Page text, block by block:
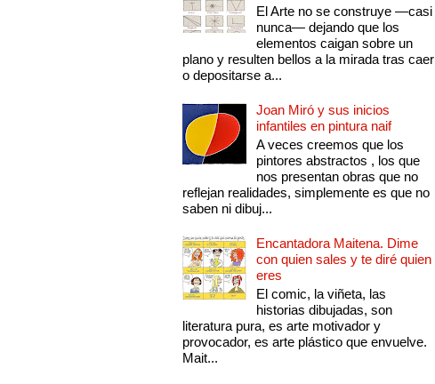
El Arte no se construye —casi
nunca— dejando que los
elementos caigan sobre un
plano y resulten bellos a la mirada tras caer
o depositarse a...
Joan Miró y sus inicios
infantiles en pintura naif
A veces creemos que los
pintores abstractos , los que
nos presentan obras que no
reflejan realidades, simplemente es que no
saben ni dibuj...
Encantadora Maitena. Dime
con quien sales y te diré quien
eres
El comic, la viñeta, las
historias dibujadas, son
literatura pura, es arte motivador y
provocador, es arte plástico que envuelve.
Mait...